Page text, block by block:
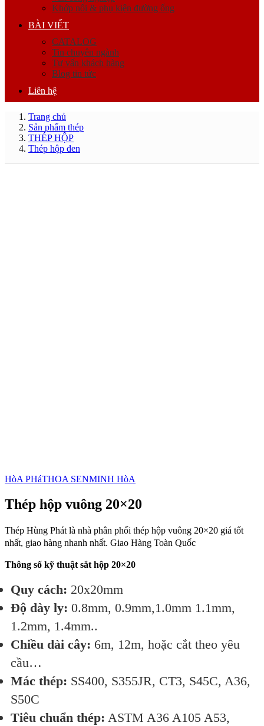
Khớp nối & phụ kiện đường ống
BÀI VIẾT
CATALOG
Tin chuyên ngành
Tư vấn khách hàng
Blog tin tức
Liên hệ
Trang chủ
Sản phẩm thép
THÉP HỘP
Thép hộp đen
HòA PHáTHOA SENMINH HòA
Thép hộp vuông 20×20
Thép Hùng Phát là nhà phân phối thép hộp vuông 20×20 giá tốt
nhất, giao hàng nhanh nhất. Giao Hàng Toàn Quốc
Thông số kỹ thuật sắt hộp 20×20
Quy cách: 20x20mm
Độ dày ly: 0.8mm, 0.9mm,1.0mm 1.1mm,
1.2mm, 1.4mm..
Chiều dài cây: 6m, 12m, hoặc cắt theo yêu
cầu…
Mác thép: SS400, S355JR, CT3, S45C, A36,
S50C
Tiêu chuẩn thép: ASTM A36 A105 A53,